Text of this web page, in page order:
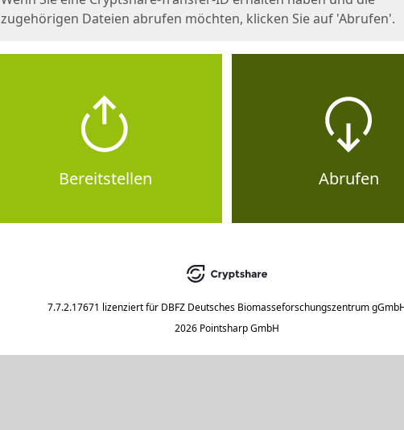
zugehörigen Dateien abrufen möchten, klicken Sie auf 'Abrufen'.
Bereitstellen Abrufen
7.7.2.17671 lizenziert für DBFZ Deutsches Biomasseforschungszentrum
2026 Pointsharp GmbH